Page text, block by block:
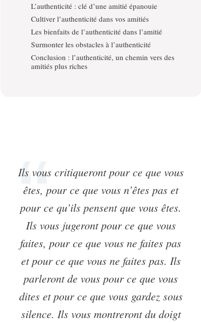
L’authenticité : clé d’une amitié épanouie
Cultiver l’authenticité dans vos amitiés
Les bienfaits de l’authenticité dans l’amitié
Surmonter les obstacles à l’authenticité
Conclusion : l’authenticité, un chemin vers des
amitiés plus riches
Ils vous critiqueront pour ce que vous
êtes, pour ce que vous n’êtes pas et
pour ce qu’ils pensent que vous êtes.
Ils vous jugeront pour ce que vous
faites, pour ce que vous ne faites pas
et pour ce que vous ne faites pas. Ils
parleront de vous pour ce que vous
dites et pour ce que vous gardez sous
silence. Ils vous montreront du doigt